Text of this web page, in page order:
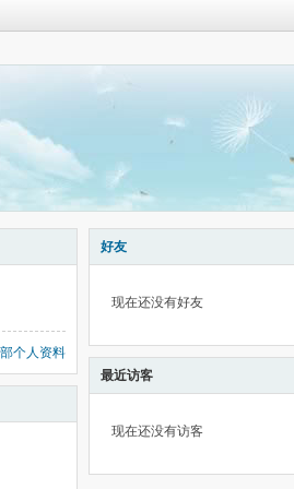
个人资料
好友
现在还没有好友
最近访客
现在还没有访客